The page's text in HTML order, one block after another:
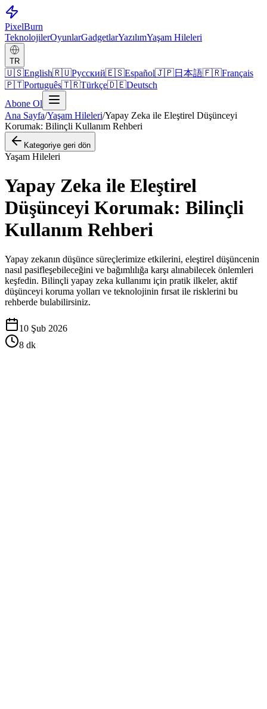
PixelBurn
TeknolojilerOyunlarGadgetlarYazılımYaşam Hileleri
TR
🇺🇸English🇷🇺Русский🇪🇸Español🇯🇵日本語🇫🇷Français
🇵🇹Português🇹🇷Türkçe🇩🇪Deutsch
Abone Ol
Ana Sayfa/Yaşam Hileleri/Yapay Zeka ile Eleştirel Düşünceyi
Korumak: Bilinçli Kullanım Rehberi
Kategoriye geri dön
Yaşam Hileleri
Yapay Zeka ile Eleştirel
Düşünceyi Korumak: Bilinçli
Kullanım Rehberi
Yapay zekanın düşünce süreçlerimize etkilerini, eleştirel düşüncenin
nasıl pasifleşebileceğini ve bağımlılığa karşı alınabilecek önlemleri
keşfedin. Bilinçli yapay zeka kullanımı için pratik ilkeler, aktif
düşünceyi koruma yolları ve teknolojinin fırsat ile risklerini bu
rehberde bulabilirsiniz.
10 Şub 2026
8 dk